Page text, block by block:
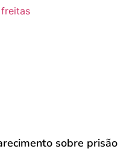
sobre prisão